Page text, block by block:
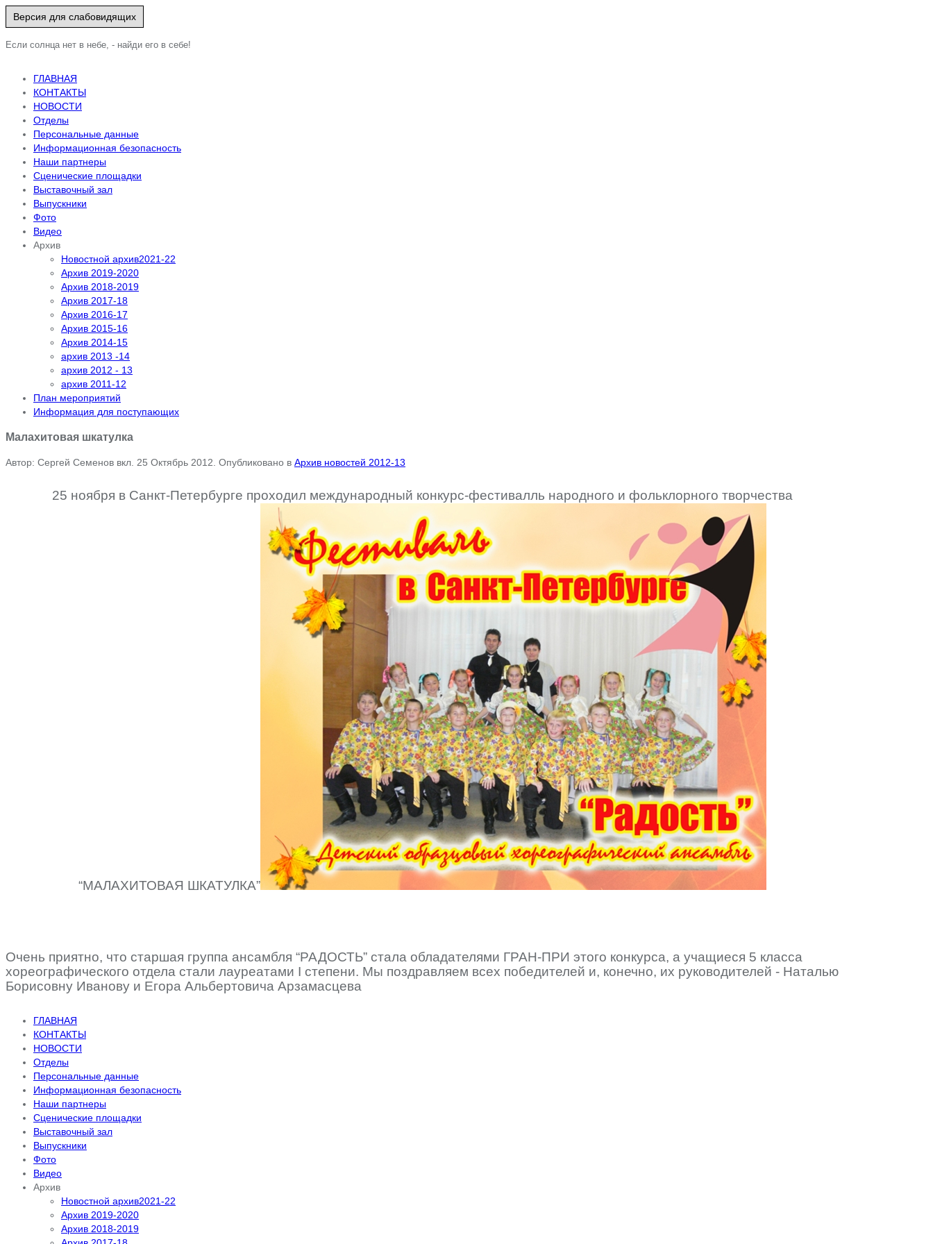
Версия для слабовидящих
Если солнца нет в небе, - найди его в себе!
ГЛАВНАЯ
КОНТАКТЫ
НОВОСТИ
Отделы
Персональные данные
Информационная безопасность
Наши партнеры
Сценические площадки
Выставочный зал
Выпускники
Фото
Видео
Архив
Новостной архив2021-22
Архив 2019-2020
Архив 2018-2019
Архив 2017-18
Архив 2016-17
Архив 2015-16
Архив 2014-15
архив 2013 -14
архив 2012 - 13
архив 2011-12
План мероприятий
Информация для поступающих
Малахитовая шкатулка
Автор: Сергей Семенов вкл. 25 Октябрь 2012 . Опубликовано в Архив новостей 2012-13
25 ноября в Санкт-Петербурге проходил международный конкурс-фестивалль народного и фольклорного творчества
“МАЛАХИТОВАЯ ШКАТУЛКА”
Очень приятно, что старшая группа ансамбля “РАДОСТЬ” стала обладателями ГРАН-ПРИ этого конкурса, а учащиеся 5 класса
хореографического отдела стали лауреатами I степени. Мы поздравляем всех победителей и, конечно, их руководителей - Наталью
Борисовну Иванову и Егора Альбертовича Арзамасцева
ГЛАВНАЯ
КОНТАКТЫ
НОВОСТИ
Отделы
Персональные данные
Информационная безопасность
Наши партнеры
Сценические площадки
Выставочный зал
Выпускники
Фото
Видео
Архив
Новостной архив2021-22
Архив 2019-2020
Архив 2018-2019